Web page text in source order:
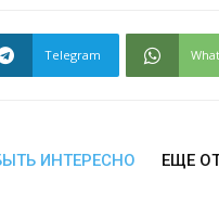
Telegram
ИНТЕРЕСНО ЕЩЕ